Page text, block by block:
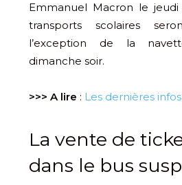
Emmanuel Macron le jeudi
transports scolaires
l’exception de la
dimanche soir.
>>> A lire : Les dernières
La vente de
dans le bus